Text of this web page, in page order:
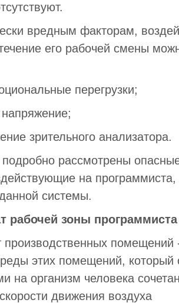
вредным факторам,
его рабочей смены
перегрузки;
зрительного анализатора.
рассмотрены
на программиста,
системы.
рабочей зоны программиста
производственных помещений
этих помещений, который
на организм человека
движения воздуха